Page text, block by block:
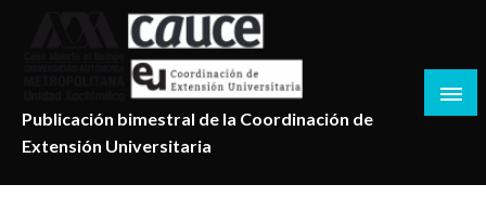
Publicación bimestral de la Coordinación de
Extensión Universitaria